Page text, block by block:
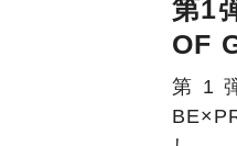
第1
OF
第1